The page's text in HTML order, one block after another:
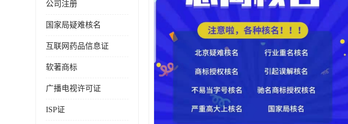
公司注册
国家局疑难核名
互联网药品信息证
软著商标
广播电视许可证
ISP证